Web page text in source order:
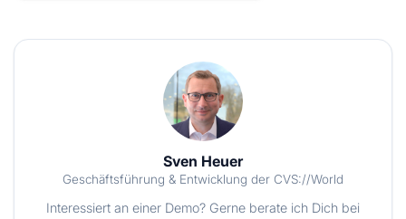
Sven Heuer
Geschäftsführung & Entwicklung der CVS://World
Interessiert an einer Demo? Gerne berate ich Dich bei